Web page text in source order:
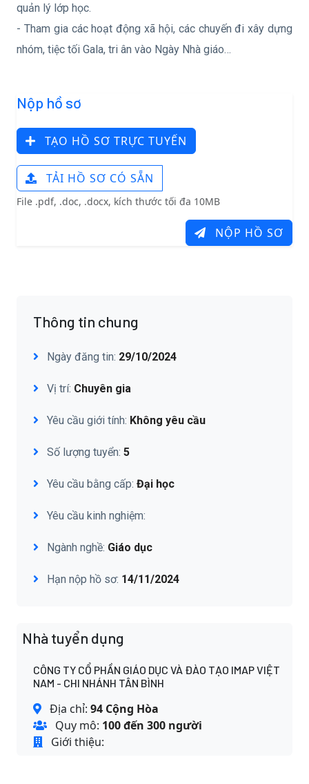
quản lý lớp học.
- Tham gia các hoạt động xã hội, các chuyến đi xây dựng
nhóm, tiệc tối Gala, tri ân vào Ngày Nhà giáo…
Nộp hồ sơ
TẠO HỒ SƠ TRỰC TUYẾN
TẢI HỒ SƠ CÓ SẴN
File .pdf, .doc, .docx, kích thước tối đa 10MB
NỘP HỒ SƠ
Thông tin chung
Ngày đăng tin: 29/10/2024
Vị trí: Chuyên gia
Yêu cầu giới tính: Không yêu cầu
Số lượng tuyển: 5
Yêu cầu bằng cấp: Đại học
Yêu cầu kinh nghiệm:
Ngành nghề: Giáo dục
Hạn nộp hồ sơ: 14/11/2024
Nhà tuyển dụng
CÔNG TY CỔ PHẦN GIÁO DỤC VÀ ĐÀO TẠO IMAP VIỆT
NAM - CHI NHÁNH TÂN BÌNH
Địa chỉ: 94 Cộng Hòa
Quy mô: 100 đến 300 người
Giới thiệu: